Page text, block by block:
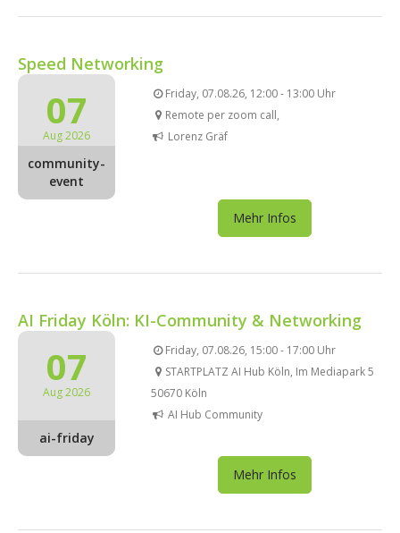
Speed Networking
07
Aug 2026
community-
event
Friday, 07.08.26, 12:00 - 13:00 Uhr
Remote per zoom call,
Lorenz Gräf
Mehr Infos
AI Friday Köln: KI-Community & Networking
07
Aug 2026
ai-friday
Friday, 07.08.26, 15:00 - 17:00 Uhr
STARTPLATZ AI Hub Köln, Im Mediapark 5
50670 Köln
AI Hub Community
Mehr Infos